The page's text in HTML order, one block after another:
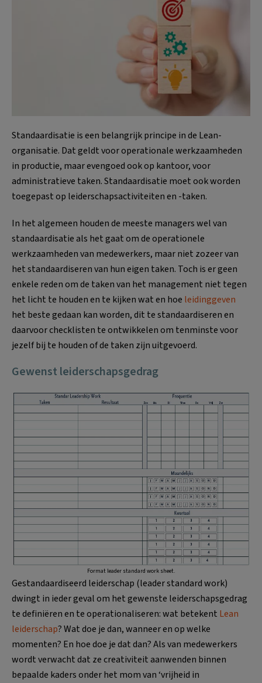
Standaardisatie is een belangrijk principe in de Lean-
organisatie. Dat geldt voor operationale werkzaamheden
in productie, maar evengoed ook op kantoor, voor
administratieve taken. Standaardisatie moet ook worden
toegepast op leiderschapsactiviteiten en -taken.
In het algemeen houden de meeste managers wel van
standaardisatie als het gaat om de operationele
werkzaamheden van medewerkers, maar niet zozeer van
het standaardiseren van hun eigen taken. Toch is er geen
enkele reden om de taken van het management niet tegen
het licht te houden en te kijken wat en hoe leidinggeven
het beste gedaan kan worden, dit te standaardiseren en
daarvoor checklisten te ontwikkelen om tenminste voor
jezelf bij te houden of de taken zijn uitgevoerd.
Gewenst leiderschapsgedrag
Format leader standard work sheet.
Gestandaardiseerd leiderschap (leader standard work)
dwingt in ieder geval om het gewenste leiderschapsgedrag
te definiëren en te operationaliseren: wat betekent Lean
leiderschap? Wat doe je dan, wanneer en op welke
momenten? En hoe doe je dat dan? Als van medewerkers
wordt verwacht dat ze creativiteit aanwenden binnen
bepaalde kaders onder het mom van ‘vrijheid in